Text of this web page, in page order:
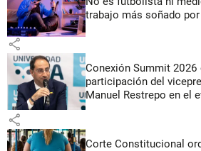
trabajo más soñado
share
Conexión Summit 2026
participación del
Manuel Restrepo en el
share
Corte Constitucional